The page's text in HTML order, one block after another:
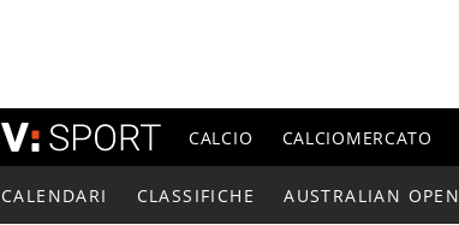
CALCIO CALCIOMERCATO
CALENDARI CLASSIFICHE AUSTRALIAN OPEN